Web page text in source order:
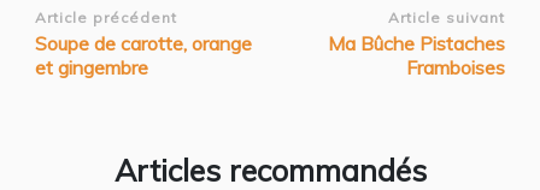
Navigation
d’article
Article précédent
Soupe de carotte, orange
et gingembre
Article suivant
Ma Bûche Pistaches
Framboises
Articles recommandés